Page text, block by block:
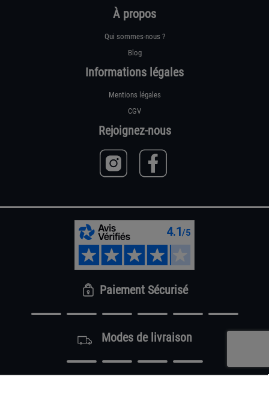
À propos
Qui sommes-nous ?
Blog
Informations légales
Mentions légales
CGV
Rejoignez-nous
Paiement Sécurisé
Modes de livraison